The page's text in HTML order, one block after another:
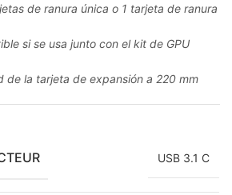
de ranura única o 1 tarjeta de ranura
si se usa junto con el kit de GPU
de la tarjeta de expansión a 220 mm
USB 3.1 C